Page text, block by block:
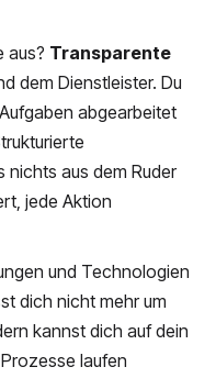
aus? Transparente
dem Dienstleister. Du
abgearbeitet
nichts aus dem Ruder
jede Aktion
und Technologien
dich nicht mehr um
kannst dich auf dein
laufen